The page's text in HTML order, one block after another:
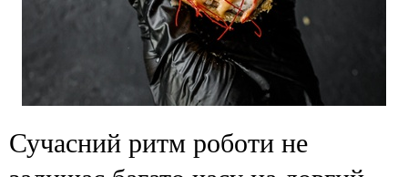
Сучасний ритм роботи не